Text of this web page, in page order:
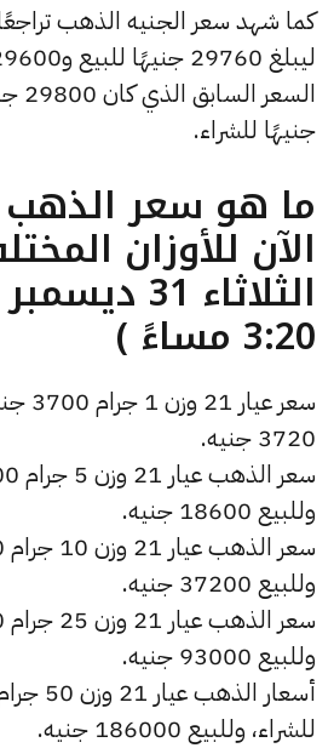
جنيهًا للشراء.
الآن للأوزان
الثلاثاء 31
3:20 مساءً )
سعر
3720 جنيه.
وللبيع 18600 جنيه.
وللبيع 37200 جنيه.
وللبيع 93000 جنيه.
للشراء، وللبيع 186000 جنيه.